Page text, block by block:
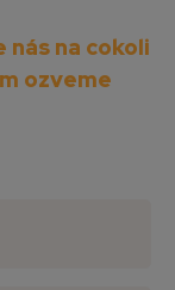
na cokoli
ozveme